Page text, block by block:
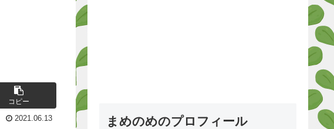
コピー
2021.06.13 まめのめのプロフィール